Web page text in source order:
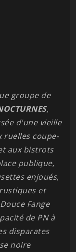
groupe de
,
d'une vieille
ruelles coupe-
aux bistrots
publique,
enjoués,
et
Fange
de PN à
disparates
noire